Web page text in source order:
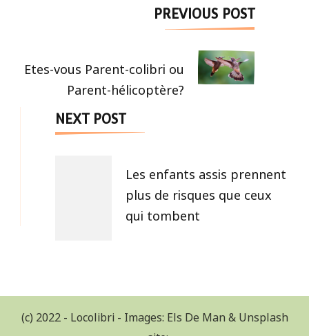
Post
Navigation
PREVIOUS POST
Etes-vous Parent-colibri ou
Parent-hélicoptère?
NEXT POST
Les enfants assis prennent
plus de risques que ceux
qui tombent
(c) 2022 - Locolibri - Images: Els De Man & Unsplash